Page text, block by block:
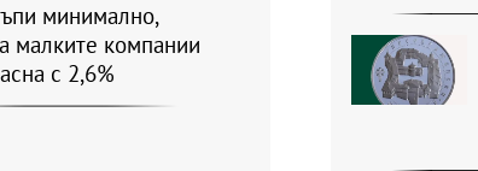
минимално,
малките компании
с 2,6%